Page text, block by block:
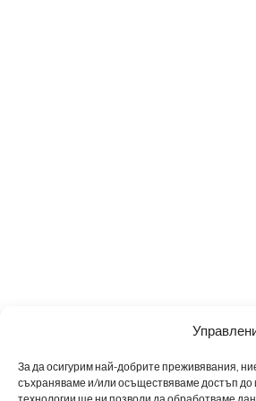
За да осигурим най-добрите преживявания,
съхраняваме и/или осъществяваме достъп до